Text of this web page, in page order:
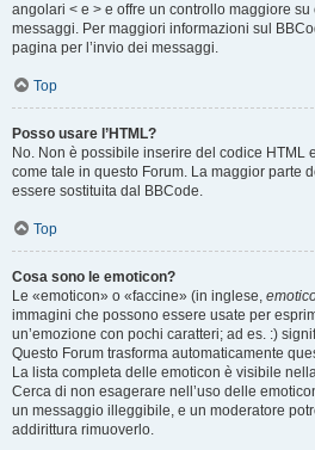
angolari < e > e offre un controllo maggiore
messaggi. Per maggiori informazioni sul
pagina per l’invio dei messaggi.
Top
Posso usare l’HTML?
No. Non è possibile inserire del codice HTML
come tale in questo Forum. La maggior parte
essere sostituita dal BBCode.
Top
Cosa sono le emoticon?
Le «emoticon» o «faccine» (in inglese,
immagini che possono essere usate per
un’emozione con pochi caratteri; ad es. :)
Questo Forum trasforma automaticamente
La lista completa delle emoticon è visibile
Cerca di non esagerare nell’uso delle
un messaggio illeggibile, e un moderatore
addirittura rimuoverlo.